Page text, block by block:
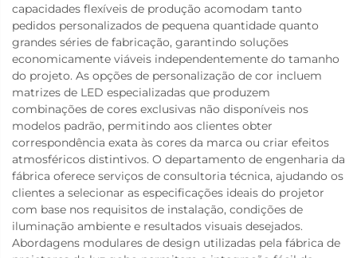
capacidades flexíveis de produção acomodam tanto
pedidos personalizados de pequena quantidade quanto
grandes séries de fabricação, garantindo soluções
economicamente viáveis independentemente do tamanho
do projeto. As opções de personalização de cor incluem
matrizes de LED especializadas que produzem
combinações de cores exclusivas não disponíveis nos
modelos padrão, permitindo aos clientes obter
correspondência exata às cores da marca ou criar efeitos
atmosféricos distintivos. O departamento de engenharia da
fábrica oferece serviços de consultoria técnica, ajudando os
clientes a selecionar as especificações ideais do projetor
com base nos requisitos de instalação, condições de
iluminação ambiente e resultados visuais desejados.
Abordagens modulares de design utilizadas pela fábrica de